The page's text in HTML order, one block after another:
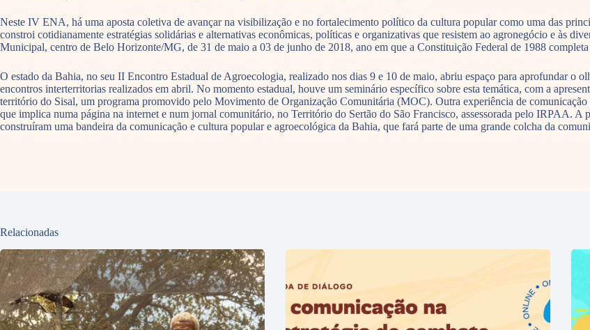
Neste IV ENA, há uma aposta coletiva de avançar na visibilização e no fortalecimento político da cultura popular como uma das
constroi cotidianamente estratégias solidárias e alternativas econômicas, políticas e organizativas que resistem ao agronegócio e às
Municipal, centro de Belo Horizonte/MG, de 31 de maio a 03 de junho de 2018, ano em que a Constituição Federal de 1988 completa
O estado da Bahia, no seu II Encontro Estadual de Agroecologia, realizado nos dias 9 e 10 de maio, abriu espaço para aprofundar o
encontros interterritorias realizados em abril. No momento estadual, houve um seminário específico sobre esta temática, com a
território do Sisal, um programa promovido pelo Movimento de Organização Comunitária (MOC). Outra experiência de
que implica numa página na internet e num jornal comunitário, no Território do Sertão do São Francisco, assessorada pelo IRPAA. A
construíram uma bandeira da comunicação e cultura popular e agroecológica da Bahia, que fará parte de uma grande colcha da
Relacionadas